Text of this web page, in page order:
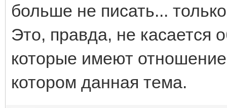
больше не писать...
Это, правда, не касается
которые имеют
котором данная тема.